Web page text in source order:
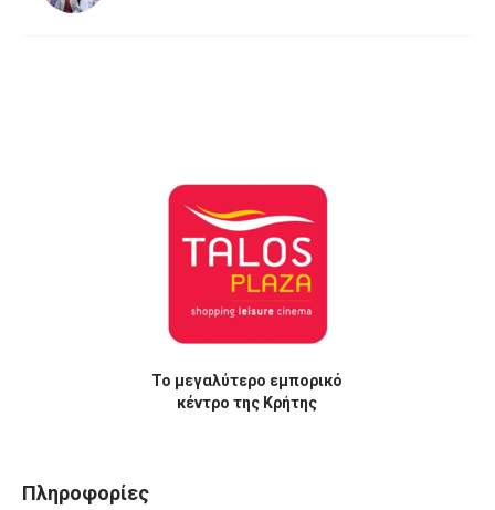
Το μεγαλύτερο εμπορικό
κέντρο της Κρήτης
Πληροφορίες